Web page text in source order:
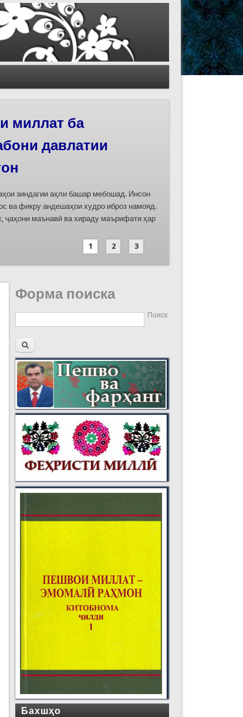
миллат ба
давлатии
зиндагии аҳли башар мебошад. Инсон
ва фикру андешаҳои худро иброз намояд.
ҷаҳони маънавӣ ва хираду маърифати ҳар
1
2 3
Форма поиска
Поиск
Бахшҳо